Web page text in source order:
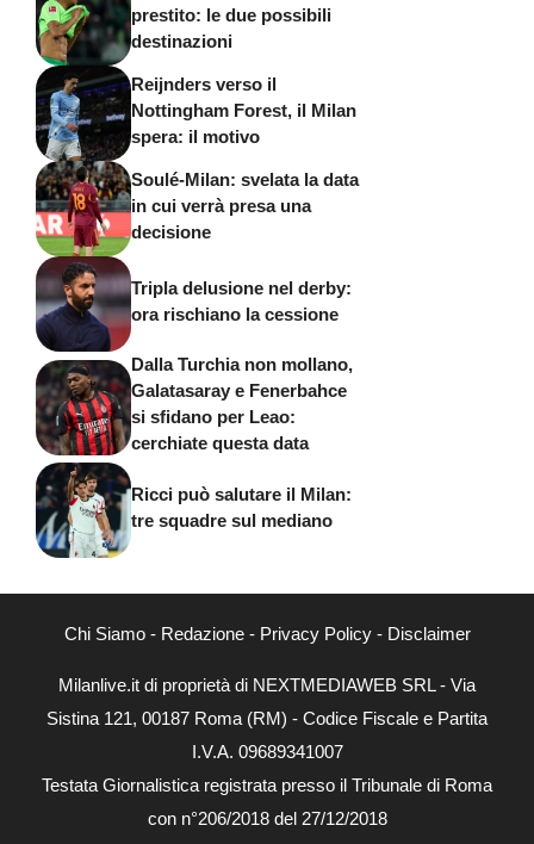
prestito: le due possibili
destinazioni
Reijnders verso il
Nottingham Forest, il Milan
spera: il motivo
Soulé-Milan: svelata la data
in cui verrà presa una
decisione
Tripla delusione nel derby:
ora rischiano la cessione
Dalla Turchia non mollano,
Galatasaray e Fenerbahce
si sfidano per Leao:
cerchiate questa data
Ricci può salutare il Milan:
tre squadre sul mediano
Chi Siamo- Redazione- Privacy Policy- Disclaimer
Milanlive.it di proprietà di NEXTMEDIAWEB SRL - Via
Sistina 121, 00187 Roma (RM) - Codice Fiscale e Partita
I.V.A. 09689341007
Testata Giornalistica registrata presso il Tribunale di Roma
con n°206/2018 del 27/12/2018